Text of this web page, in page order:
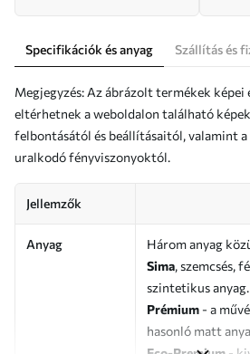
Specifikációk és anyag Szállítás és
Megjegyzés: Az ábrázolt termékek képei
eltérhetnek a weboldalon található
felbontásától és beállításaitól, valamint a
uralkodó fényviszonyoktól.
Jellemzők
Anyag
Három anyag
Sima, szemcsés,
szintetikus anyag.
Prémium - a
hasonló matt